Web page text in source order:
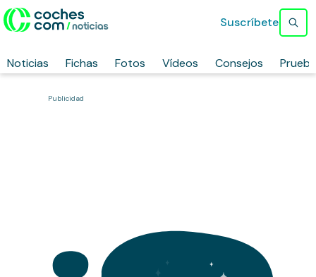
Noticias Fichas Fotos Vídeos Consejos
Suscríbete
Publicidad